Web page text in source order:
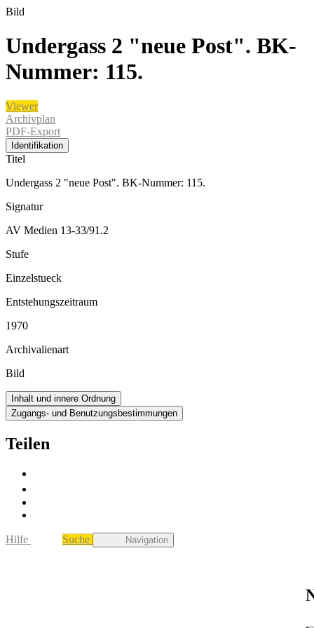
Bild
Undergass 2 "neue Post". BK-
Nummer: 115.
Viewer
Archivplan
PDF-Export
Identifikation
Titel
Undergass 2 "neue Post". BK-Nummer: 115.
Signatur
AV Medien 13-33/91.2
Stufe
Einzelstueck
Entstehungszeitraum
1970
Archivalienart
Bild
Inhalt und innere Ordnung
Zugangs- und Benutzungsbestimmungen
Teilen
Hilfe Suche Navigation